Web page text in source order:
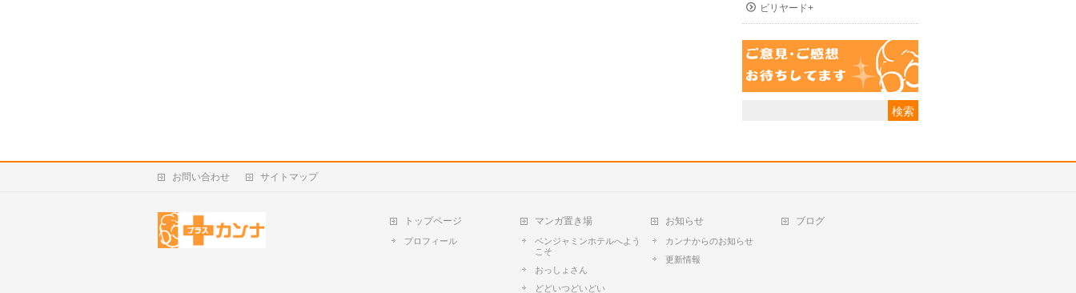
ビリヤード+
お問い合わせ サイトマップ
トップページ
プロフィール
マンガ置き場
ベンジャミンホテルへよう
こそ
おっしょさん
どどいつどいどい
お知らせ
カンナからのお知らせ
更新情報
ブログ